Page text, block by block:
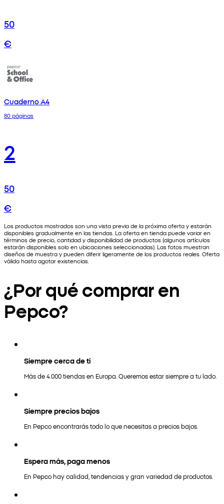
50
€
Cuaderno A4
80 páginas
2
50
€
Los productos mostrados son una vista previa de la próxima oferta y estarán
disponibles gradualmente en las tiendas. La oferta en tienda puede variar en
términos de precio, cantidad y disponibilidad de productos (algunos artículos
estarán disponibles solo en ubicaciones seleccionadas). Las fotos muestran
diseños de muestra y pueden diferir ligeramente de los productos reales. Oferta
válida hasta agotar existencias.
¿Por qué comprar en
Pepco?
Siempre cerca de ti
Más de 4.000 tiendas en Europa. Queremos estar siempre a tu lado.
Siempre precios bajos
En Pepco encontrarás todo lo que necesitas a precios bajos.
Espera más, paga menos
En Pepco hay calidad, tendencias y gran variedad de productos.